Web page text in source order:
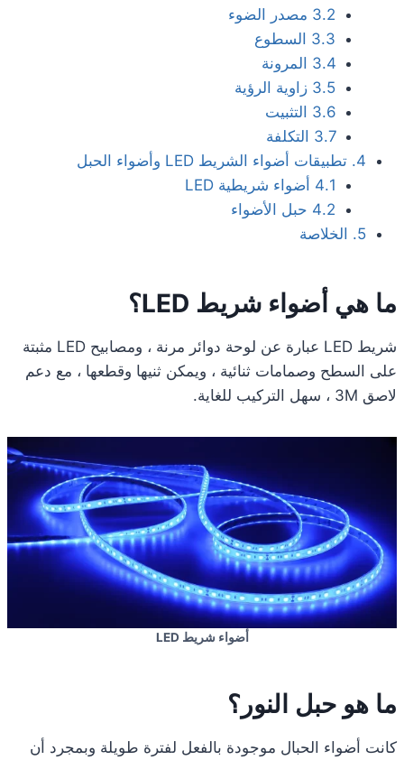
3.2 مصدر الضوء
3.3 السطوع
3.4 المرونة
3.5 زاوية الرؤية
3.6 التثبيت
3.7 التكلفة
4. تطبيقات أضواء الشريط LED وأضواء الحبل
4.1 أضواء شريطية LED
4.2 حبل الأضواء
5. الخلاصة
ما هي أضواء شريط LED؟
شريط LED عبارة عن لوحة دوائر مرنة ، ومصابيح LED مثبتة
على السطح وصمامات ثنائية ، ويمكن ثنيها وقطعها ، مع دعم
لاصق 3M ، سهل التركيب للغاية.
أضواء شريط LED
ما هو حبل النور؟
كانت أضواء الحبال موجودة بالفعل لفترة طويلة وبمجرد أن